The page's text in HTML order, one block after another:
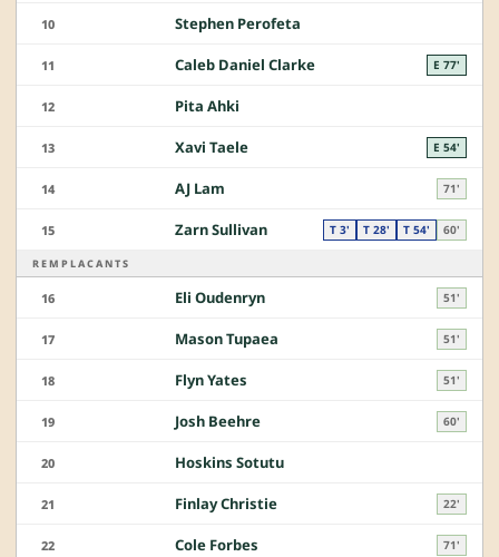
10 Stephen Perofeta
11 Caleb Daniel Clarke E 77'
12 Pita Ahki
13 Xavi Taele E 54'
14 AJ Lam 71'
15 Zarn Sullivan T 3' T 28' T 54' 60'
REMPLACANTS
16 Eli Oudenryn 51'
17 Mason Tupaea 51'
18 Flyn Yates 51'
19 Josh Beehre 60'
20 Hoskins Sotutu
21 Finlay Christie 22'
22 Cole Forbes 71'